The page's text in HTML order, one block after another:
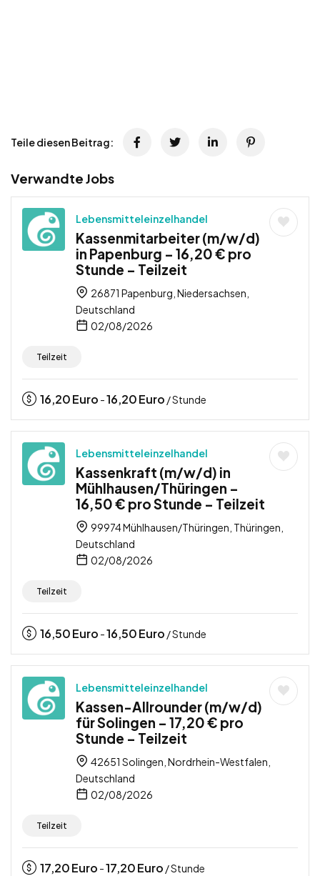
Teile diesen Beitrag:
Verwandte Jobs
Lebensmitteleinzelhandel
Kassenmitarbeiter (m/w/d)
in Papenburg – 16,20 € pro
Stunde – Teilzeit
26871 Papenburg, Niedersachsen,
Deutschland
02/08/2026
Teilzeit
16,20Euro -16,20Euro / Stunde
Lebensmitteleinzelhandel
Kassenkraft (m/w/d) in
Mühlhausen/Thüringen –
16,50 € pro Stunde – Teilzeit
99974 Mühlhausen/Thüringen, Thüringen,
Deutschland
02/08/2026
Teilzeit
16,50Euro -16,50Euro / Stunde
Lebensmitteleinzelhandel
Kassen-Allrounder (m/w/d)
für Solingen – 17,20 € pro
Stunde – Teilzeit
42651 Solingen, Nordrhein-Westfalen,
Deutschland
02/08/2026
Teilzeit
17,20Euro -17,20Euro / Stunde